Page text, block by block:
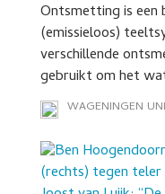
Ontsmetting is een
(emissieloos)
verschillende
gebruikt om het
WAGENINGEN